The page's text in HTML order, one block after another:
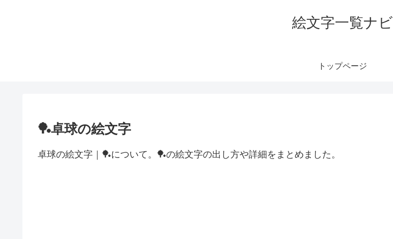
絵文字一覧ナビ
トップページ
🏓卓球の絵文字
卓球の絵文字｜🏓について。🏓の絵文字の出し方や詳細をまとめました。